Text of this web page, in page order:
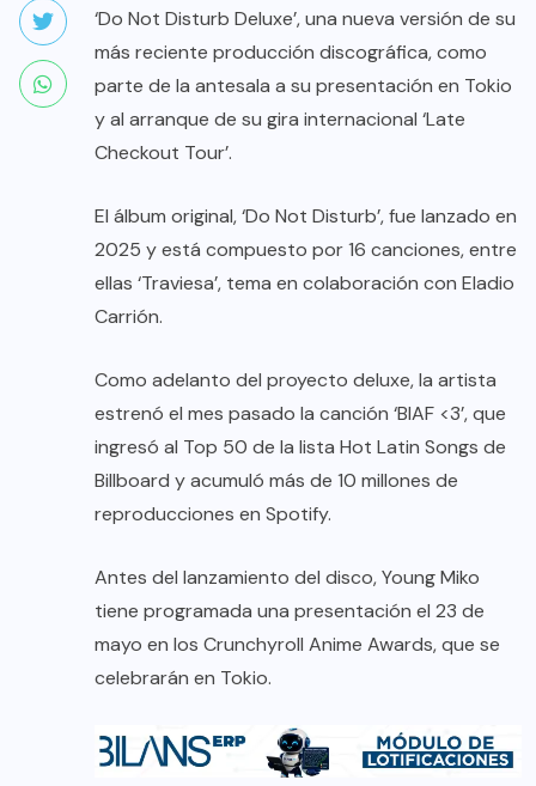
‘Do Not Disturb Deluxe’, una nueva versión de su
más reciente producción discográfica, como
parte de la antesala a su presentación en Tokio
y al arranque de su gira internacional ‘Late
Checkout Tour’.
El álbum original, ‘Do Not Disturb’, fue lanzado en
2025 y está compuesto por 16 canciones, entre
ellas ‘Traviesa’, tema en colaboración con Eladio
Carrión.
Como adelanto del proyecto deluxe, la artista
estrenó el mes pasado la canción ‘BIAF <3’, que
ingresó al Top 50 de la lista Hot Latin Songs de
Billboard y acumuló más de 10 millones de
reproducciones en Spotify.
Antes del lanzamiento del disco, Young Miko
tiene programada una presentación el 23 de
mayo en los Crunchyroll Anime Awards, que se
celebrarán en Tokio.